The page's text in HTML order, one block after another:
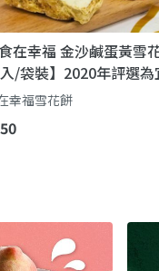
食在幸福 金沙鹹蛋黃雪
/袋裝】2020年評選為
好物
幸福雪花餅